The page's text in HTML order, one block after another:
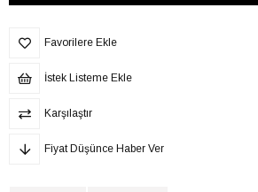
Favorilere Ekle
İstek Listeme Ekle
Karşılaştır
Fiyat Düşünce Haber Ver